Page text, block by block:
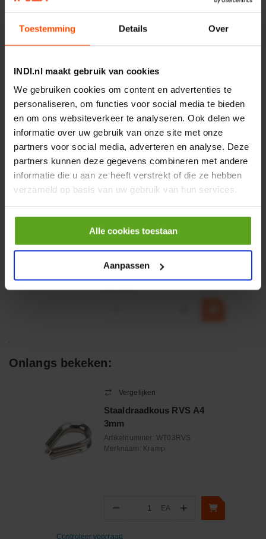
Toestemming Details Over
INDI.nl maakt gebruik van cookies
We gebruiken cookies om content en advertenties te
personaliseren, om functies voor social media te bieden
en om ons websiteverkeer te analyseren. Ook delen we
informatie over uw gebruik van onze site met onze
partners voor social media, adverteren en analyse. Deze
partners kunnen deze gegevens combineren met andere
informatie die u aan ze heeft verstrekt of die ze hebben
verzameld op basis van uw gebruik van hun services.
Alle cookies toestaan
Aanpassen
€ 219,68
Rotator CPR 5-01 50kN
4mm x Ø17mm
Artikelnummer:
Baltrotors
€ 19,99
incl. BTW
− +
0,25KW
Merknaam:Emmegi
€ 32,50
incl. BTW
Onlangs bekeken:
Vergelijken
Staaldraadkous RVS A4
3mm
Artikelnummer: WT03RVS
Merknaam: Kramp
− Aantal
EA +
Controleer voorraad